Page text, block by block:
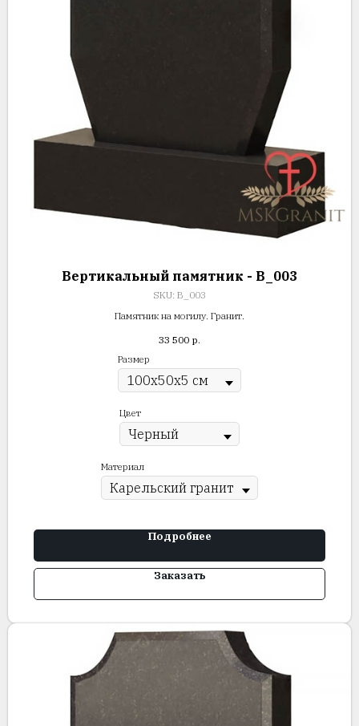
Вертикальный памятник - В_003
SKU: В_003
Памятник на могилу. Гранит.
33 500 р.
Размер
Цвет
Материал
Подробнее
Заказать